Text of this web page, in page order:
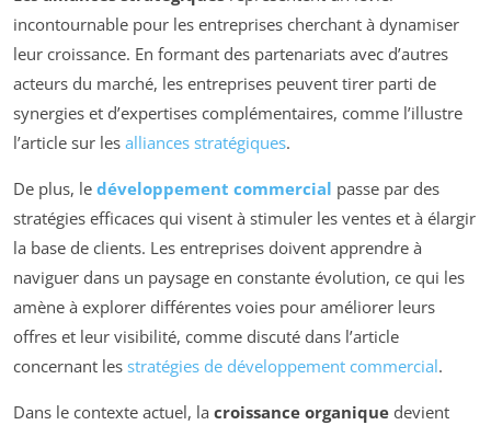
incontournable pour les entreprises cherchant à dynamiser
leur croissance. En formant des partenariats avec d’autres
acteurs du marché, les entreprises peuvent tirer parti de
synergies et d’expertises complémentaires, comme l’illustre
l’article sur les alliances stratégiques.
De plus, le développement commercial passe par des
stratégies efficaces qui visent à stimuler les ventes et à élargir
la base de clients. Les entreprises doivent apprendre à
naviguer dans un paysage en constante évolution, ce qui les
amène à explorer différentes voies pour améliorer leurs
offres et leur visibilité, comme discuté dans l’article
concernant les stratégies de développement commercial.
Dans le contexte actuel, la croissance organique devient